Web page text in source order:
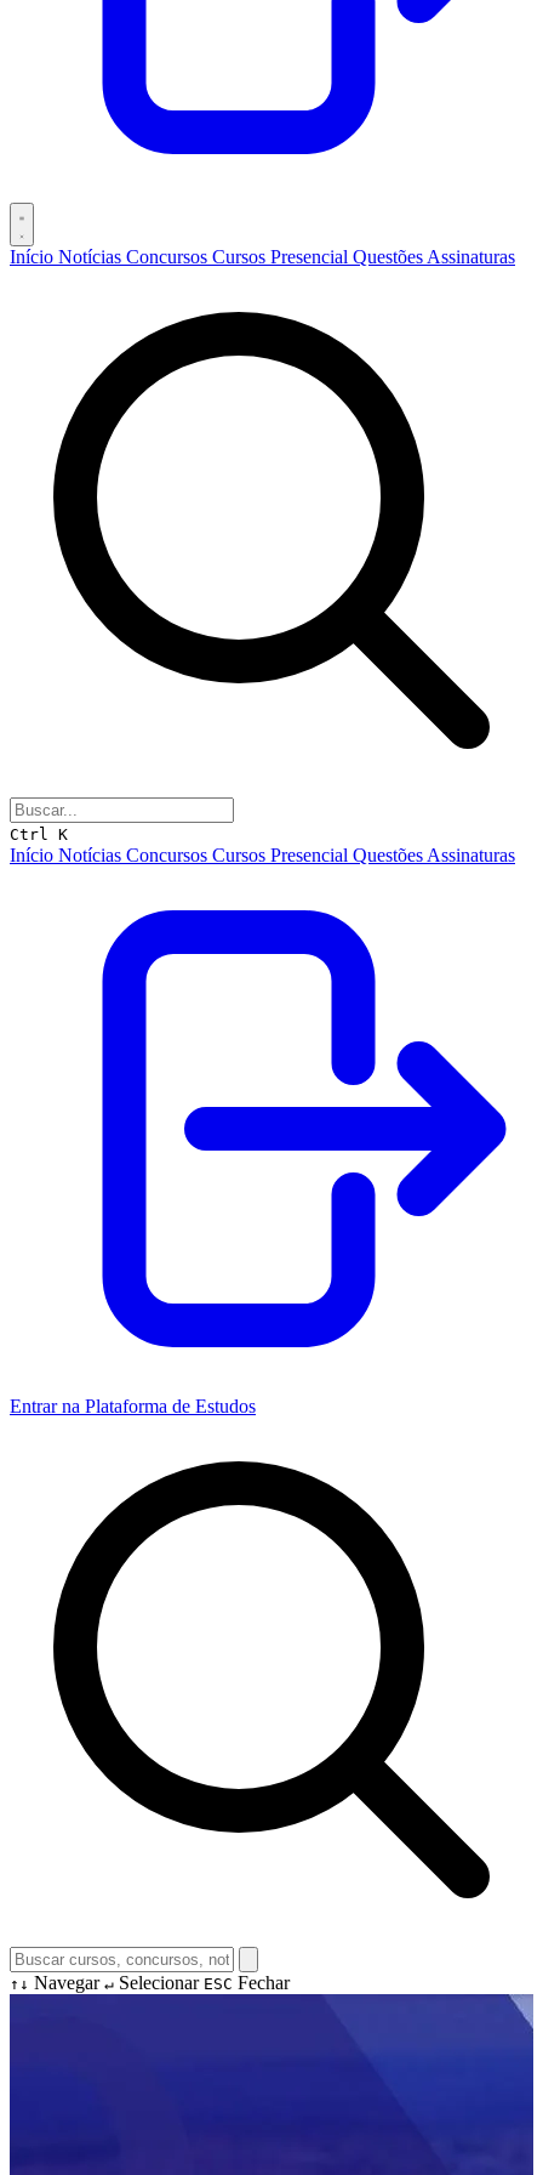
Início Notícias Concursos Cursos Presencial Questões Assinaturas
Ctrl K
Início Notícias Concursos Cursos Presencial Questões Assinaturas
Entrar na Plataforma de Estudos
↑↓ Navegar ↵ Selecionar ESC Fechar